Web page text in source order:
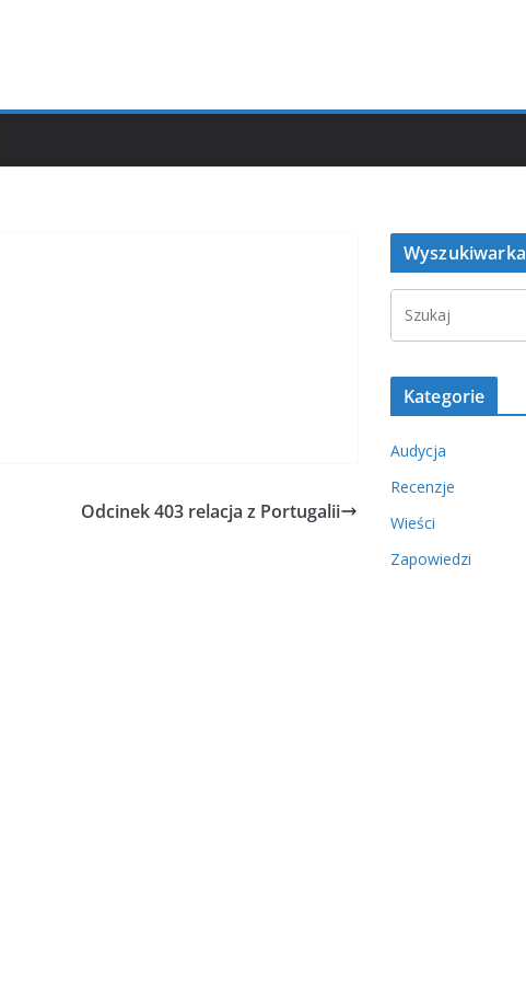
Odcinek 403 relacja z Portugalii
Wyszukiwarka
Kategorie
Audycja
Recenzje
Wieści
Zapowiedzi